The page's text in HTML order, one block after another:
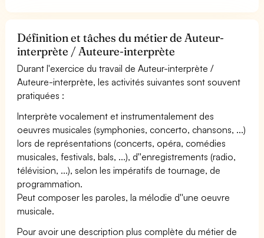
Définition et tâches du métier de Auteur-
interprète / Auteure-interprète
Durant l'exercice du travail de Auteur-interprète /
Auteure-interprète, les activités suivantes sont souvent
pratiquées :
Interprète vocalement et instrumentalement des
oeuvres musicales (symphonies, concerto, chansons, ...)
lors de représentations (concerts, opéra, comédies
musicales, festivals, bals, ...), d''enregistrements (radio,
télévision, ...), selon les impératifs de tournage, de
programmation.
Peut composer les paroles, la mélodie d''une oeuvre
musicale.
Pour avoir une description plus complète du métier de